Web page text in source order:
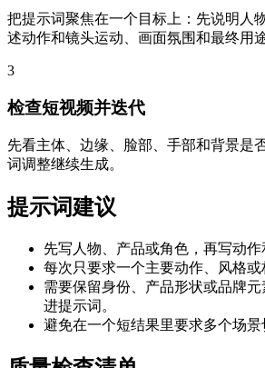
把提示词聚焦在一个目标上：先说明人
述动作和镜头运动、画面氛围和最终用途
3
检查短视频并迭代
先看主体、边缘、脸部、手部和背景是
词调整继续生成。
提示词建议
先写人物、产品或角色，再写动作
每次只要求一个主要动作、风格或
需要保留身份、产品形状或品牌
进提示词。
避免在一个短结果里要求多个场景